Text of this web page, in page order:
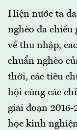
Hiện nước ta
nghèo đa chiều
về thu nhập,
chuẩn nghèo
thời, các tiêu
hội cùng các
giai đoạn
học kinh